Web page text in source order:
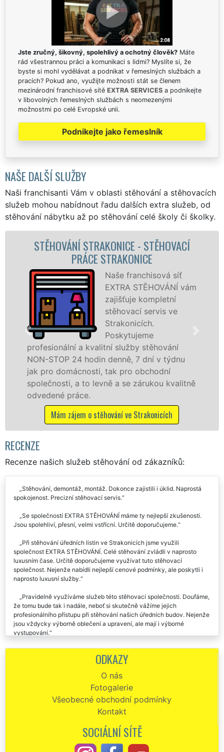
Jste zručný, šikovný, spolehlivý a ochotný člověk? Máte
rád všestrannou práci a komunikaci s lidmi? Myslíte si, že
byste si mohl vydělávat a podnikat v řemeslných službách a
pracích? Pokud ano, využijte možnosti stát se členem
mezinárodní franchisové sítě EXTRA SERVICES a podnikejte
v libovolných řemeslných službách s neomezenými
možnostmi po celé Evropské unii.
Podnikejte jako řemeslník
NAŠE DALŠÍ SLUŽBY
Naši franchisanti Vám v oblasti stěhování a stěhovacích
služeb mohou nabídnout řadu dalších extra služeb, od
stěhování nábytku až po stěhování celé školy či školky.
STĚHOVACÍ
síť
vám
servis ve
stěhování
dní v týdnu
kvalitně
STĚHOVACÍ SLUŽBA
STĚHOVACÍ FIRMA
služby zajišťujeme
celém okresu Strakonice se
franchisové sítě EXTRA
Nabízíme stěhovací služby
Mám zájem o stěhovací služby ve
RECENZE
Recenze našich služeb stěhování od zákazníků:
Stěhování, demontáž, montáž. Dokonce zajistili i úklid. Naprostá
spokojenost. Precizní stěhovací servis.
Se společností EXTRA STĚHOVÁNÍ máme ty nejlepší zkušenosti.
Jsou spolehliví, přesní, velmi vstřícní. Určitě doporučujeme.
Při stěhování úředních listin ve Strakonicích jsme využili
společnost EXTRA STĚHOVÁNÍ. Celé stěhování zvládli v naprosto
luxusním čase. Určitě doporučujeme využívat tuto stěhovací
společnost. Nejenže nabídli nejlepší cenové podmínky, ale poskytli i
naprosto luxusní služby.
Pravidelně využíváme služeb této stěhovací společnosti. Doufáme,
že tomu bude tak i nadále, neboť si skutečně vážíme jejich
profesionálního přístupu při stěhování našich úředních budov. Nejenže
jsou vždycky výborně oblečení a upravení, ale mají i výborné
vystupování.
ODKAZY
O nás
Fotogalerie
Všeobecné obchodní podmínky
Kontakt
SOCIÁLNÍ SÍTĚ